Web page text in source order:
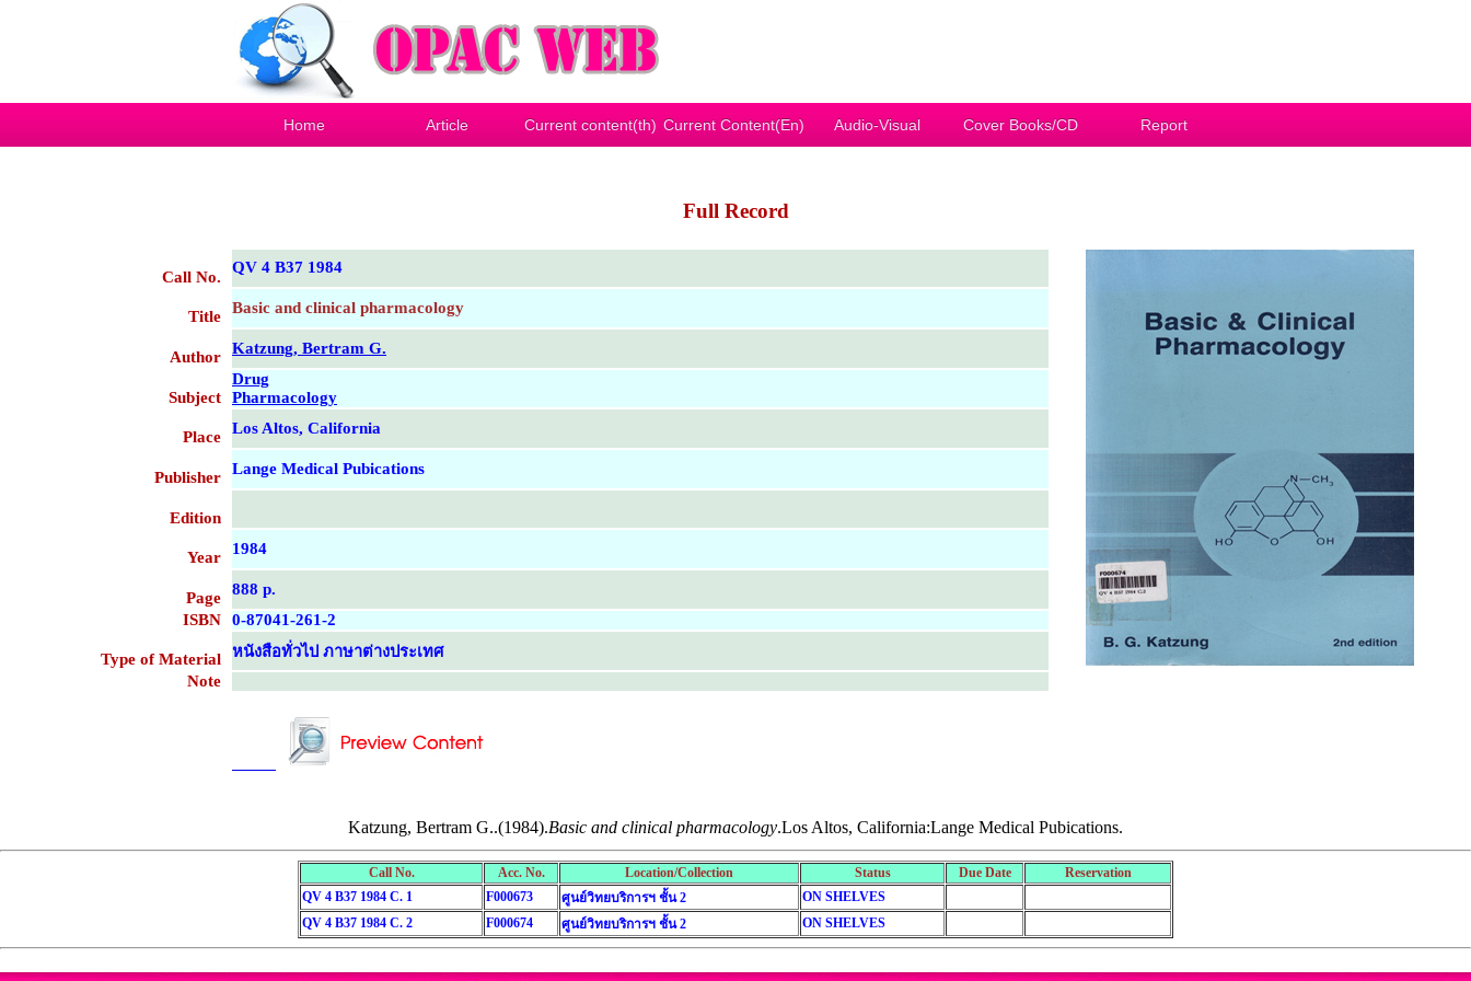
Home Article Current content(th) Current Content(En) Audio-Visual Cover Books/CD Report
Full Record
Call No.
QV 4 B37 1984
Title Basic and clinical pharmacology
Author Katzung, Bertram G.
Subject
Drug
Pharmacology
Place Los Altos, California
Publisher Lange Medical Pubications
Edition
Year 1984
Page
888 p.
ISBN
0-87041-261-2
Type of Material
หนังสือทั่วไป ภาษาต่างประเทศ
Note
Katzung, Bertram G..(1984).Basic and clinical pharmacology.Los Altos, California:Lange Medical Pubications.
Call No. Acc. No. Location/Collection Status Due Date
Reservation
QV 4 B37 1984 C. 1
F000673 ศูนย์วิทยบริการฯ ชั้น 2
ON SHELVES
QV 4 B37 1984 C. 2
F000674 ศูนย์วิทยบริการฯ ชั้น 2 ON SHELVES